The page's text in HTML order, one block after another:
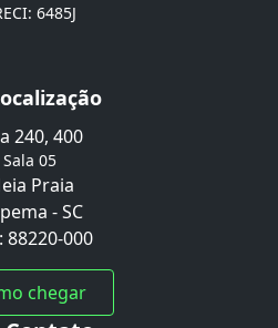
6485J
240, 400
Sala 05
Praia
- SC
88220-000
chegar